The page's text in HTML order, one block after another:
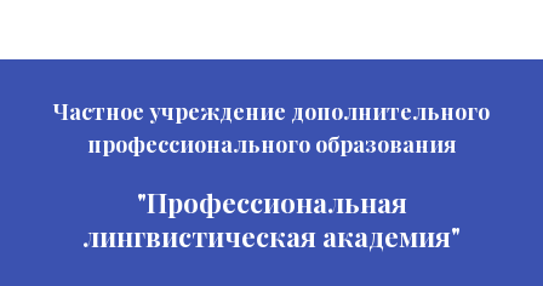
Частное учреждение дополнительного
профессионального образования
"Профессиональная
лингвистическая академия"